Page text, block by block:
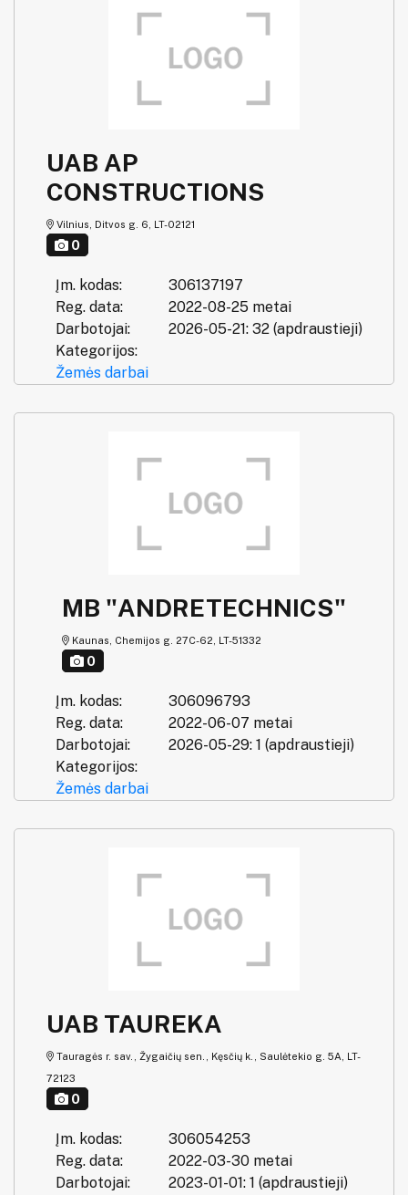
UAB AP
CONSTRUCTIONS
Vilnius, Ditvos g. 6, LT-02121
0
Įm. kodas:
306137197
Reg. data:
2022-08-25 metai
Darbotojai:
2026-05-21: 32 (apdraustieji)
Kategorijos:
Žemės darbai
MB "ANDRETECHNICS"
Kaunas, Chemijos g. 27C-62, LT-51332
0
Įm. kodas:
306096793
Reg. data:
2022-06-07 metai
Darbotojai:
2026-05-29: 1 (apdraustieji)
Kategorijos:
Žemės darbai
UAB TAUREKA
Tauragės r. sav., Žygaičių sen., Kęsčių k., Saulėtekio g. 5A, LT-
72123
0
Įm. kodas:
306054253
Reg. data:
2022-03-30 metai
Darbotojai:
2023-01-01: 1 (apdraustieji)